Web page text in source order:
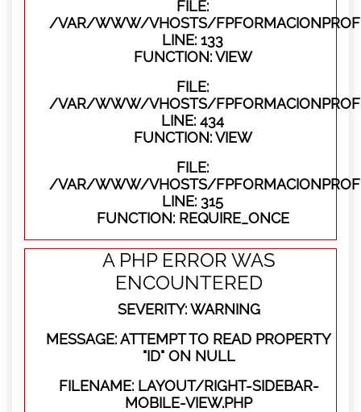
FILE:
/VAR/WWW/VHOSTS/
LINE: 133
FUNCTION: VIEW
FILE:
/VAR/WWW/VHOSTS/
LINE: 434
FUNCTION: VIEW
FILE:
/VAR/WWW/VHOSTS/
LINE: 315
FUNCTION: REQUIRE_ONCE
A PHP ERROR WAS
ENCOUNTERED
SEVERITY: WARNING
MESSAGE: ATTEMPT TO READ PROPERTY
"ID" ON NULL
FILENAME: LAYOUT/RIGHT-SIDEBAR-
MOBILE-VIEW.PHP